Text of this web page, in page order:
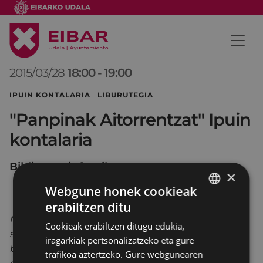
2015/03/28 18:00 -19:00
IPUIN KONTALARIA LIBURUTEGIA
"Panpinak Aitorrentzat" Ipuin
kontalaria
Biblioteca infantil
Maite Frankok genero berdintasunaren inguruan
sortutako ipuin-kontaketa saioetako bat da, xede
berari begira prestatutako beste errepertorioetan
×
Webgune honek cookieak
erabiltzen ditu
Cookieak erabiltzen ditugu edukia,
iragarkiak pertsonalizatzeko eta gure
trafikoa aztertzeko. Gure webgunearen